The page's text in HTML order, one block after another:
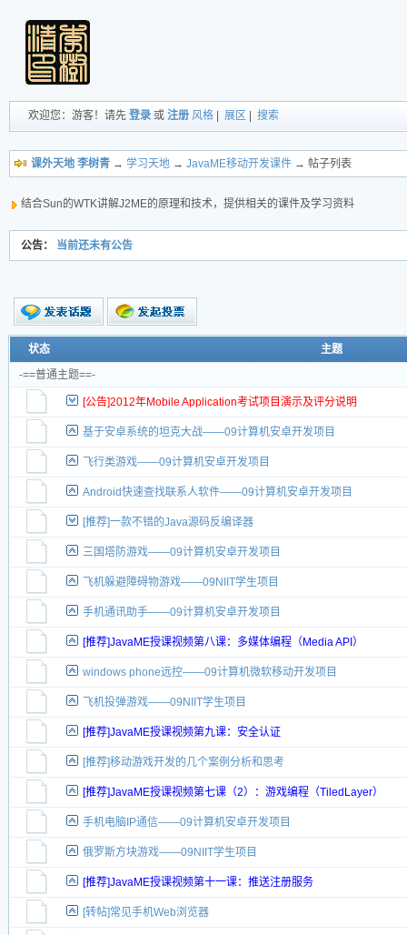
欢迎您：游客！请先 登录 或 注册 风格 展区 搜索
课外天地 李树青 → 学习天地 → JavaME移动开发课件 → 帖子列表
结合Sun的WTK讲解J2ME的原理和技术，提供相关的课件及学习资料
公告： 当前还未有公告
新的主题
投票帖
新小字报
状态
主题
-==普通主题==-
[公告]2012年Mobile Application考试项目演示及评分说明
基于安卓系统的坦克大战——09计算机安卓开发项目
飞行类游戏——09计算机安卓开发项目
Android快速查找联系人软件——09计算机安卓开发项目
[推荐]一款不错的Java源码反编译器
三国塔防游戏——09计算机安卓开发项目
飞机躲避障碍物游戏——09NIIT学生项目
手机通讯助手——09计算机安卓开发项目
[推荐]JavaME授课视频第八课：多媒体编程（Media API）
windows phone远控——09计算机微软移动开发项目
飞机投弹游戏——09NIIT学生项目
[推荐]JavaME授课视频第九课：安全认证
[推荐]移动游戏开发的几个案例分析和思考
[推荐]JavaME授课视频第七课（2）：游戏编程（TiledLayer）
手机电脑IP通信——09计算机安卓开发项目
俄罗斯方块游戏——09NIIT学生项目
[推荐]JavaME授课视频第十一课：推送注册服务
[转帖]常见手机Web浏览器